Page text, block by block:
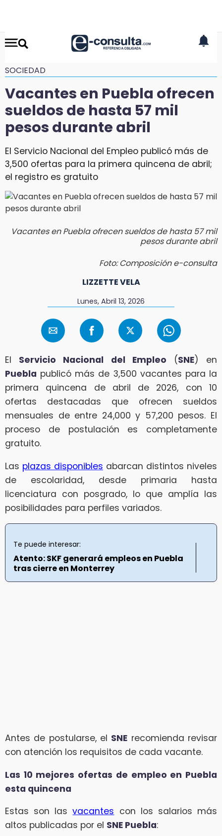
SOCIEDAD
Vacantes en Puebla ofrecen
sueldos de hasta 57 mil
pesos durante abril
El Servicio Nacional del Empleo publicó más de
3,500 ofertas para la primera quincena de abril;
el registro es gratuito
Vacantes en Puebla ofrecen sueldos de hasta 57 mil
pesos durante abril
Foto: Composición e-consulta
LIZZETTE VELA
Lunes, Abril 13, 2026
El Servicio Nacional del Empleo (SNE) en
Puebla publicó más de 3,500 vacantes para la
primera quincena de abril de 2026, con 10
ofertas destacadas que ofrecen sueldos
mensuales de entre 24,000 y 57,200 pesos. El
proceso de postulación es completamente
gratuito.
Las plazas disponibles abarcan distintos niveles
de escolaridad, desde primaria hasta
licenciatura con posgrado, lo que amplía las
posibilidades para perfiles variados.
Te puede interesar:
Atento: SKF generará empleos en Puebla
tras cierre en Monterrey
Antes de postularse, el SNE recomienda revisar
con atención los requisitos de cada vacante.
Las 10 mejores ofertas de empleo en Puebla
esta quincena
Estas son lasvacantes con los salarios más
altos publicadas por el SNE Puebla: